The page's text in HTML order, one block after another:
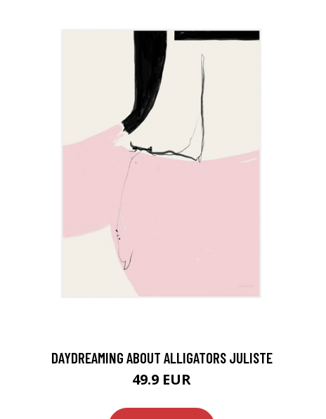
DAYDREAMING ABOUT ALLIGATORS JULISTE
49.9 EUR